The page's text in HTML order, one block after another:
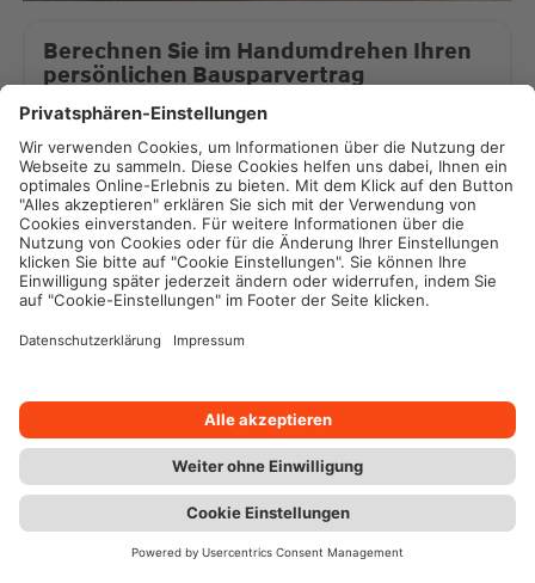
Berechnen Sie im Handumdrehen Ihren
persönlichen Bausparvertrag
Zum Bausparrechner
Kontakt Chat